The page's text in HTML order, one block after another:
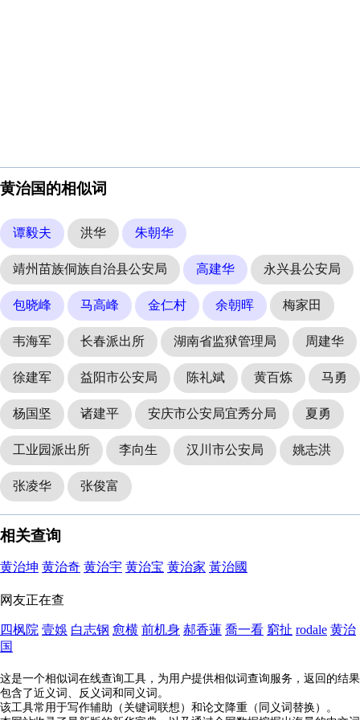
黄治国的相似词
谭毅夫 洪华 朱朝华
靖州苗族侗族自治县公安局 高建华 永兴县公安局
包晓峰 马高峰 金仁村 余朝晖 梅家田
韦海军 长春派出所 湖南省监狱管理局 周建华
徐建军 益阳市公安局 陈礼斌 黄百炼 马勇
杨国坚 诸建平 安庆市公安局宜秀分局 夏勇
工业园派出所 李向生 汉川市公安局 姚志洪
张凌华 张俊富
相关查询
黄治坤 黄治奇 黄治宇 黄治宝 黄治家 黃治國
网友正在查
四枫院 壹娛 白志钢 愈横 前机身 郝香蓮 喬一看 窮扯 rodale 黄治
国
这是一个相似词在线查询工具，为用户提供相似词查询服务，返回的结果
包含了近义词、反义词和同义词。
该工具常用于写作辅助（关键词联想）和论文降重（同义词替换）。